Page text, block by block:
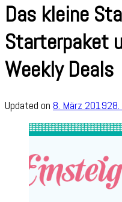
Das kleine
Starterpaket
Weekly Deals
Updated on 8. März 2019